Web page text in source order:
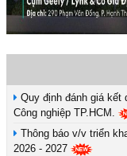
Quy định đánh giá
Công nghiệp TP.HCM.
Thông báo v/v triển
2026 - 2027